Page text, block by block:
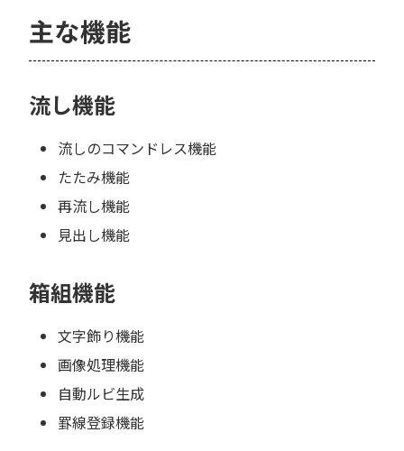
主な機能
流し機能
流しのコマンドレス機能
たたみ機能
再流し機能
見出し機能
箱組機能
文字飾り機能
画像処理機能
自動ルビ生成
罫線登録機能